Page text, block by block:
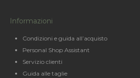
Informazioni
Condizioni e guida all’acquisto
Personal Shop Assistant
Servizio clienti
Guida alle taglie